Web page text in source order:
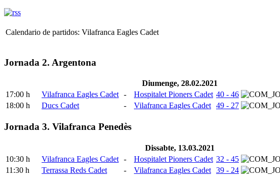
Calendario de partidos: Vilafranca Eagles Cadet
Jornada 2. Argentona
Diumenge, 28.02.2021
17:00 h
Vilafranca Eagles Cadet - Hospitalet Pioners Cadet 40 - 46
18:00 h
Ducs Cadet - Vilafranca Eagles Cadet 49 - 27
Jornada 3. Vilafranca Penedès
Dissabte, 13.03.2021
10:30 h
Vilafranca Eagles Cadet - Hospitalet Pioners Cadet 32 - 45
11:30 h
Terrassa Reds Cadet - Vilafranca Eagles Cadet 39 - 24